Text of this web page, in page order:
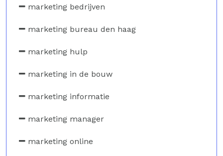
marketing bedrijven
marketing bureau den haag
marketing hulp
marketing in de bouw
marketing informatie
marketing manager
marketing online